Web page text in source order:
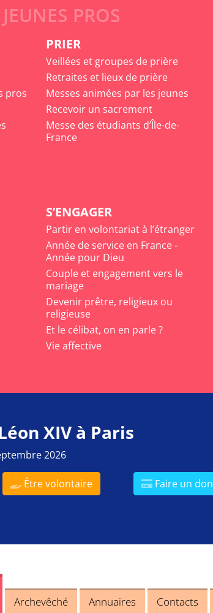
PROS
pros
PRIER
Veillées et groupes de prière
Retraites et lieux de prière
Messes animées par les jeunes
Recevoir un sacrement
Messe des étudiants d’Île-de-
France
S’ENGAGER
Partir en volontariat à l’étranger
Année de service en France -
Année pour Dieu
Couple et engagement vers le
mariage
Devenir prêtre, religieux ou
religieuse
Et le célibat, on en parle ?
Vie affective
XIV à Paris
2026
Être volontaire Faire un don
Archevêché Annuaires Contacts